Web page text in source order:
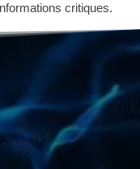
critiques.